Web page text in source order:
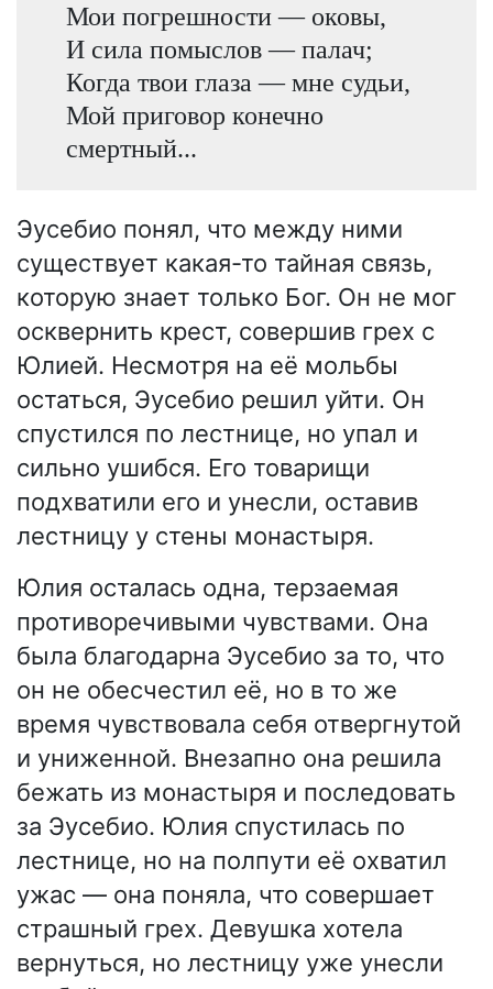
Мои погрешности — оковы,
И сила помыслов — палач;
Когда твои глаза — мне судьи,
Мой приговор конечно
смертный...
Эусебио понял, что между ними
существует какая-то тайная связь,
которую знает только Бог. Он не мог
осквернить крест, совершив грех с
Юлией. Несмотря на её мольбы
остаться, Эусебио решил уйти. Он
спустился по лестнице, но упал и
сильно ушибся. Его товарищи
подхватили его и унесли, оставив
лестницу у стены монастыря.
Юлия осталась одна, терзаемая
противоречивыми чувствами. Она
была благодарна Эусебио за то, что
он не обесчестил её, но в то же
время чувствовала себя отвергнутой
и униженной. Внезапно она решила
бежать из монастыря и последовать
за Эусебио. Юлия спустилась по
лестнице, но на полпути её охватил
ужас — она поняла, что совершает
страшный грех. Девушка хотела
вернуться, но лестницу уже унесли